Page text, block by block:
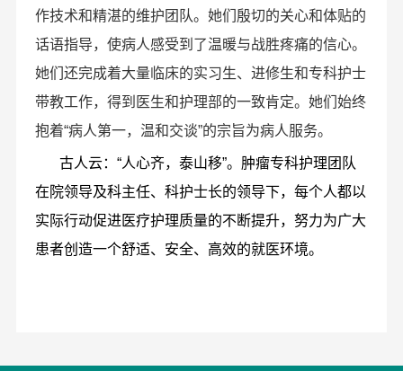
作技术和精湛的维护团队。她们殷切的关心和体贴的
话语指导，使病人感受到了温暖与战胜疼痛的信心。
她们还完成着大量临床的实习生、进修生和专科护士
带教工作，得到医生和护理部的一致肯定。她们始终
抱着“病人第一，温和交谈”的宗旨为病人服务。
古人云：“人心齐，泰山移”。肿瘤专科护理团队
在院领导及科主任、科护士长的领导下，每个人都以
实际行动促进医疗护理质量的不断提升，努力为广大
患者创造一个舒适、安全、高效的就医环境。